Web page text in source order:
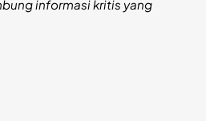
informasi kritis yang